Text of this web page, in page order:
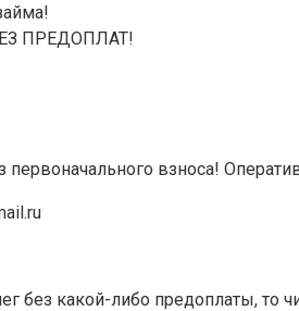
ПРЕДОПЛАТ!
взноса!
какой-либо предоплаты, то